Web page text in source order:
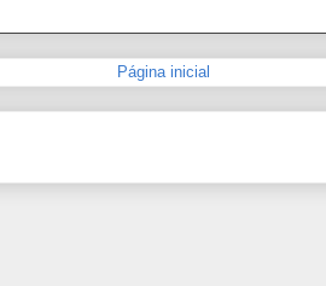
Página inicial